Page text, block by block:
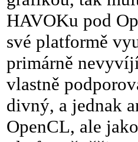
HAVOKu pod
své platformě
primárně
vlastně
divný, a jednak
OpenCL, ale